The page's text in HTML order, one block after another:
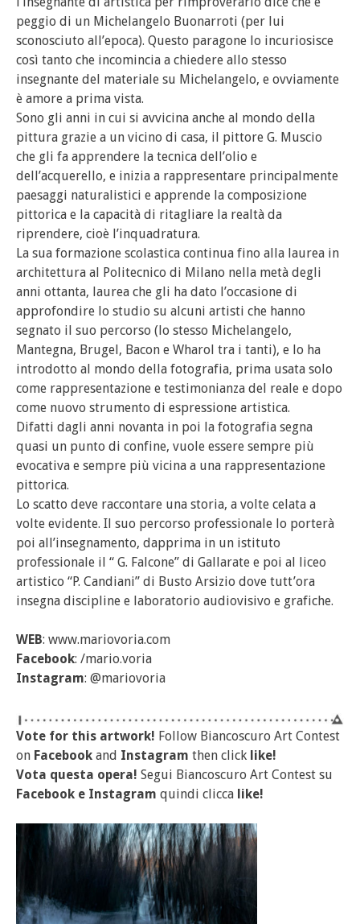
peggio di un Michelangelo Buonarroti (per lui
sconosciuto all’epoca). Questo paragone lo incuriosisce
così tanto che incomincia a chiedere allo stesso
insegnante del materiale su Michelangelo, e ovviamente
è amore a prima vista.
Sono gli anni in cui si avvicina anche al mondo della
pittura grazie a un vicino di casa, il pittore G. Muscio
che gli fa apprendere la tecnica dell’olio e
dell’acquerello, e inizia a rappresentare principalmente
paesaggi naturalistici e apprende la composizione
pittorica e la capacità di ritagliare la realtà da
riprendere, cioè l’inquadratura.
La sua formazione scolastica continua fino alla laurea in
architettura al Politecnico di Milano nella metà degli
anni ottanta, laurea che gli ha dato l’occasione di
approfondire lo studio su alcuni artisti che hanno
segnato il suo percorso (lo stesso Michelangelo,
Mantegna, Brugel, Bacon e Wharol tra i tanti), e lo ha
introdotto al mondo della fotografia, prima usata solo
come rappresentazione e testimonianza del reale e dopo
come nuovo strumento di espressione artistica.
Difatti dagli anni novanta in poi la fotografia segna
quasi un punto di confine, vuole essere sempre più
evocativa e sempre più vicina a una rappresentazione
pittorica.
Lo scatto deve raccontare una storia, a volte celata a
volte evidente. Il suo percorso professionale lo porterà
poi all’insegnamento, dapprima in un istituto
professionale il “ G. Falcone” di Gallarate e poi al liceo
artistico “P. Candiani” di Busto Arsizio dove tutt’ora
insegna discipline e laboratorio audiovisivo e grafiche.
WEB: www.mariovoria.com
Facebook: /mario.voria
Instagram: @mariovoria
Vote for this artwork! Follow Biancoscuro Art Contest
on Facebook and Instagram then click like!
Vota questa opera! Segui Biancoscuro Art Contest su
Facebook e Instagram quindi clicca like!